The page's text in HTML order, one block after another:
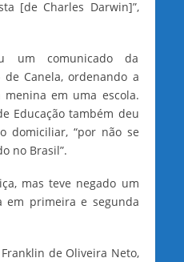
[de Charles Darwin]”,
um comunicado da
de Canela, ordenando a
menina em uma escola.
Educação também deu
domiciliar, “por não se
no Brasil”.
mas teve negado um
em primeira e segunda
de Oliveira Neto,